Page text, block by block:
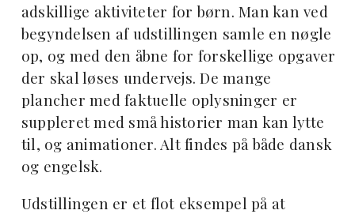
adskillige aktiviteter for børn. Man kan ved
begyndelsen af udstillingen samle en nøgle
op, og med den åbne for forskellige opgaver
der skal løses undervejs. De mange
plancher med faktuelle oplysninger er
suppleret med små historier man kan lytte
til, og animationer. Alt findes på både dansk
og engelsk.
Udstillingen er et flot eksempel på at